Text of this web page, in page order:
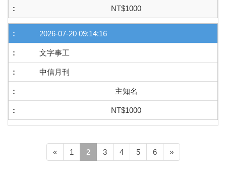
NT$1000
2026-07-20 09:14:16
文字事工
中信月刊
主知名
NT$1000
« 1 2(current)
3 4 5 6 »